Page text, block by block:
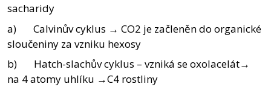
sacharidy
a) Calvinův cyklus → CO2 je začleněn do organické
sloučeniny za vzniku hexosy
b) Hatch-slachův cyklus – vzniká se oxolacelát→
na 4 atomy uhlíku →C4 rostliny